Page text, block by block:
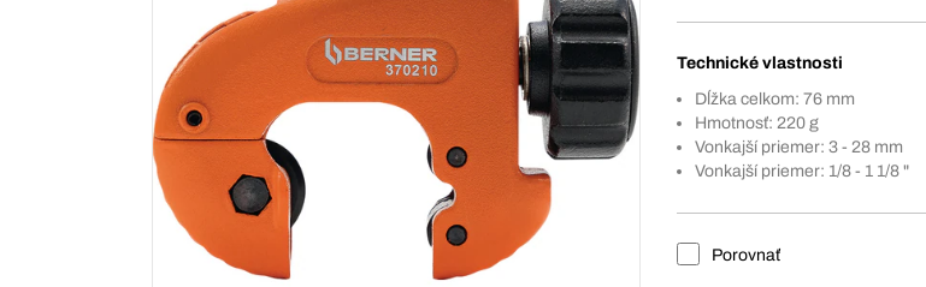
Technické vlastnosti
Dĺžka celkom: 76 mm
Hmotnosť: 220 g
Vonkajší priemer: 3 - 28 mm
Vonkajší priemer: 1/8 - 1 1/8 "
Porovnať